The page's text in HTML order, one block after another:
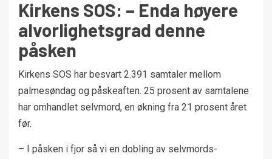
Kirkens SOS: – Enda høyere
alvorlighetsgrad denne
påsken
Kirkens SOS har besvart 2.391 samtaler mellom
palmesøndag og påskeaften. 25 prosent av samtalene
har omhandlet selvmord, en økning fra 21 prosent året
før.
– I påsken i fjor så vi en dobling av selvmords-